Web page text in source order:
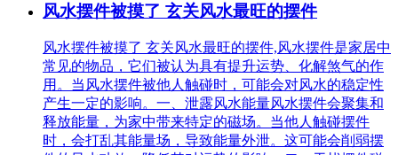
风水摆件被摸了 玄关风水最旺的摆件
风水摆件被摸了 玄关风水最旺的摆件,风水摆件是家居中
常见的物品，它们被认为具有提升运势、化解煞气的作
用。当风水摆件被他人触碰时，可能会对风水的稳定性
产生一定的影响。一、泄露风水能量风水摆件会聚集和
释放能量，为家中带来特定的磁场。当他人触碰摆件
时，会打乱其能量场，导致能量外泄。这可能会削弱摆